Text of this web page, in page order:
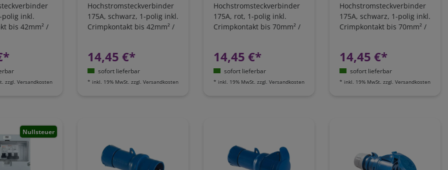
polig inkl.
bis 42mm² /
zzgl. Versandkosten
Hochstromsteckverbinder
175A, schwarz, 1-polig inkl.
Crimpkontakt bis 42mm² /
14,45 €*
sofort lieferbar
* inkl. 19% MwSt. zzgl. Versandkosten
Hochstromsteckverbinder
175A, rot, 1-polig inkl.
Crimpkontakt bis 70mm² /
14,45 €*
sofort lieferbar
* inkl. 19% MwSt. zzgl. Versandkosten
Hochstromsteckverbinder
175A, schwarz, 1-polig inkl.
Crimpkontakt bis 70mm² /
14,45 €*
sofort lieferbar
* inkl. 19% MwSt. zzgl. Versandkosten
Nullsteuer